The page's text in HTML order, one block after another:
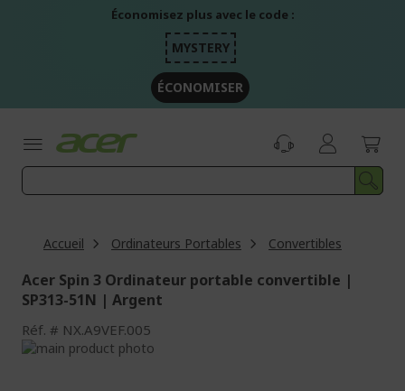
Économisez plus avec le code :
MYSTERY
ÉCONOMISER
Accueil Ordinateurs Portables Convertibles
Acer Spin 3 Ordinateur portable convertible |
SP313-51N | Argent
Réf. NX.A9VEF.005
Passer